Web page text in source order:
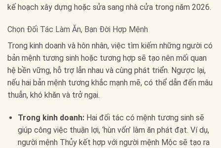
kế hoạch xây dựng hoặc sửa sang nhà cửa trong năm 2026.
Chọn Đối Tác Làm Ăn, Bạn Đời Hợp Mệnh
Trong kinh doanh và hôn nhân, việc tìm kiếm những người có
bản mệnh tương sinh hoặc tương hợp sẽ tạo nên mối quan
hệ bền vững, hỗ trợ lẫn nhau và cùng phát triển. Ngược lại,
nếu hai bản mệnh tương khắc mạnh mẽ, có thể dẫn đến mâu
thuẫn, khó khăn và trở ngại.
Trong kinh doanh:Hai đối tác có mệnh tương sinh sẽ
giúp công việc thuận lợi, ‘hùn vốn’ làm ăn phát đạt. Ví dụ,
người mệnh Thủy kết hợp với người mệnh Mộc sẽ tạo ra